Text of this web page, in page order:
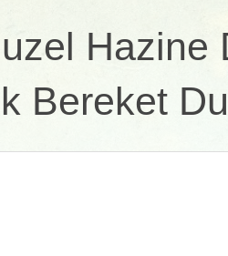
Hazine
Bereket